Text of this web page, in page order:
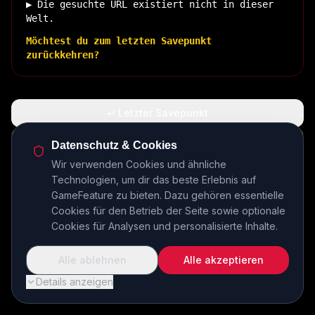
▶ Die gesuchte URL existiert nicht in dieser
Welt.
Möchtest du zum letzten Savepunkt
zurückkehren?
🏠 Zurück zur Basis
INSERT COIN TO CONTINUE...
Datenschutz & Cookies
Wir verwenden Cookies und ähnliche
Technologien, um dir das beste Erlebnis auf
GameFeature zu bieten. Dazu gehören essentielle
Cookies für den Betrieb der Seite sowie optionale
Cookies für Analysen und personalisierte Inhalte.
Details anzeigen
Alle ablehnen Alle akzeptieren